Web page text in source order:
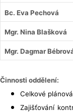
Bc. Eva Pechová
Mgr. Nina Blašková
Mgr. Dagmar
Činnosti oddělení:
Celkové
Zajišťování